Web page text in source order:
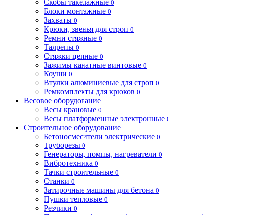
Скобы такелажные 0
Блоки монтажные 0
Захваты 0
Крюки, звенья для строп 0
Ремни стяжные 0
Талрепы 0
Стяжки цепные 0
Зажимы канатные винтовые 0
Коуши 0
Втулки алюминиевые для строп 0
Ремкомплекты для крюков 0
Весовое оборудование
Весы крановые 0
Весы платформенные электронные 0
Строительное оборудование
Бетоносмесители электрические 0
Труборезы 0
Генераторы, помпы, нагреватели 0
Вибротехника 0
Тачки строительные 0
Станки 0
Затирочные машины для бетона 0
Пушки тепловые 0
Резчики 0